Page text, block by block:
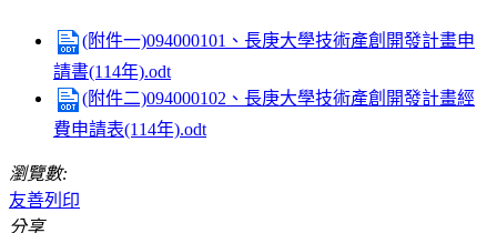
(附件一)094000101、長庚大學技術產創開發計畫申
請書(114年).odt
(附件二)094000102、長庚大學技術產創開發計畫經
費申請表(114年).odt
瀏覽數:
友善列印
分享